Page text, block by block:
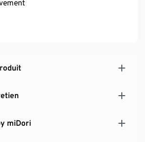
fermeture éclair
miDori